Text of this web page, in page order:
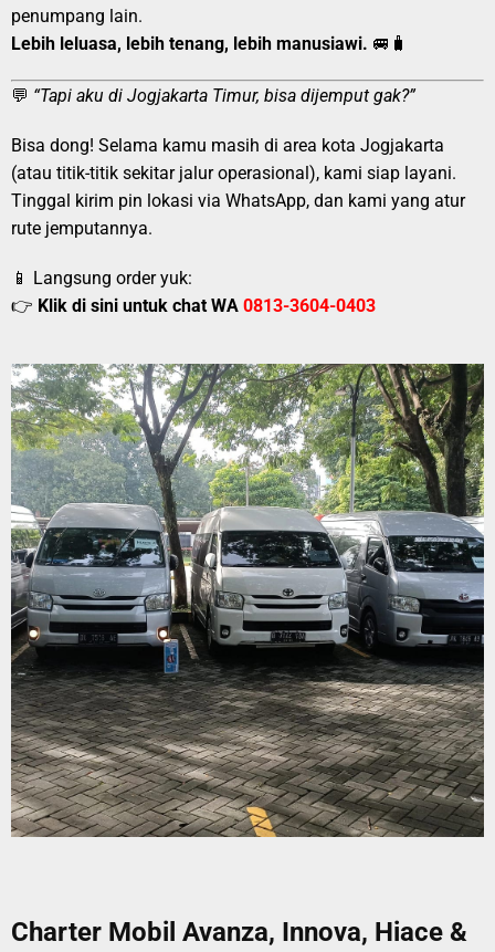
penumpang lain.
Lebih leluasa, lebih tenang, lebih manusiawi. 🚐🧳
💬 “Tapi aku di Jogjakarta Timur, bisa dijemput gak?”
Bisa dong! Selama kamu masih di area kota Jogjakarta
(atau titik-titik sekitar jalur operasional), kami siap layani.
Tinggal kirim pin lokasi via WhatsApp, dan kami yang atur
rute jemputannya.
📱 Langsung order yuk:
👉 Klik di sini untuk chat WA 0813-3604-0403
Charter Mobil Avanza, Innova, Hiace &